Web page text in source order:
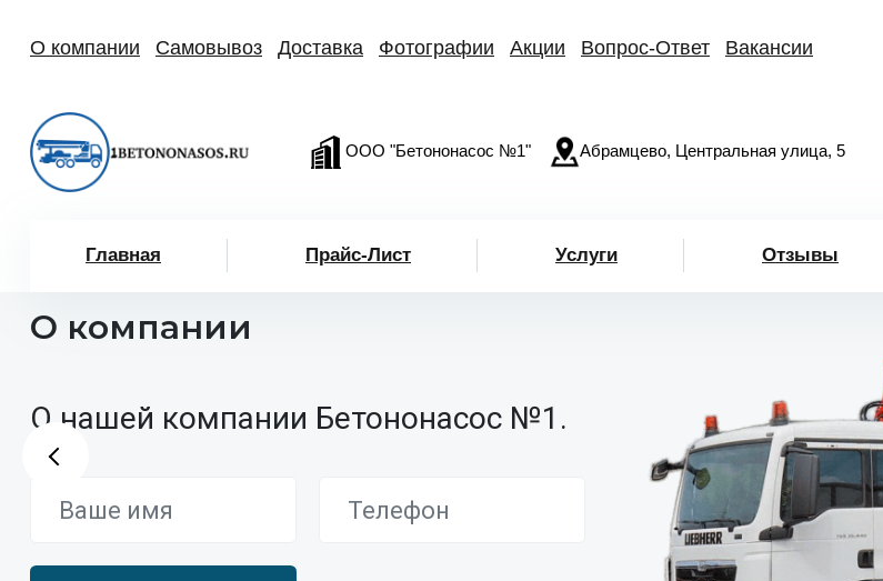
О компании Самовывоз Доставка Фотографии Акции Вопрос-Ответ Вакансии
ООО "Бетононасос №1" Абрамцево, Центральная улица, 5
Главная Прайс-Лист Услуги Отзывы
О компании
О нашей компании Бетононасос №1.